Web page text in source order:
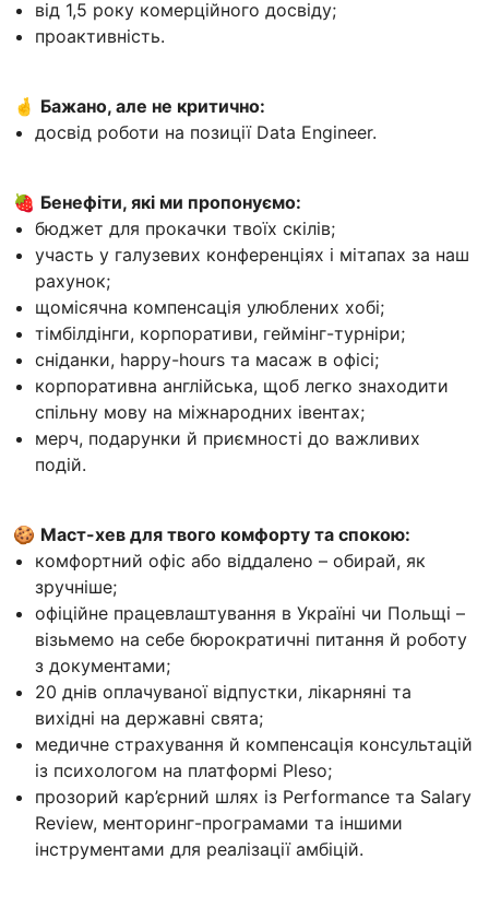
від 1,5 року комерційного досвіду;
проактивність.
🤞 Бажано, але не критично:
досвід роботи на позиції Data Engineer.
🍓 Бенефіти, які ми пропонуємо:
бюджет для прокачки твоїх скілів;
участь у галузевих конференціях і мітапах за наш
рахунок;
щомісячна компенсація улюблених хобі;
тімбілдінги, корпоративи, геймінг-турніри;
сніданки, happy-hours та масаж в офісі;
корпоративна англійська, щоб легко знаходити
спільну мову на міжнародних івентах;
мерч, подарунки й приємності до важливих
подій.
🍪 Маст-хев для твого комфорту та спокою:
комфортний офіс або віддалено – обирай, як
зручніше;
офіційне працевлаштування в Україні чи Польщі –
візьмемо на себе бюрократичні питання й роботу
з документами;
20 днів оплачуваної відпустки, лікарняні та
вихідні на державні свята;
медичне страхування й компенсація консультацій
із психологом на платформі Pleso;
прозорий кар’єрний шлях із Performance та Salary
Review, менторинг-програмами та іншими
інструментами для реалізації амбіцій.